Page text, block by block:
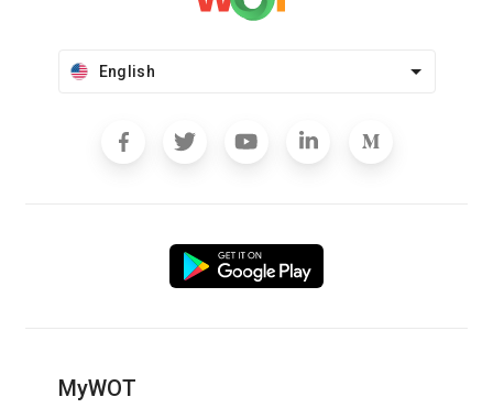
English
MyWOT